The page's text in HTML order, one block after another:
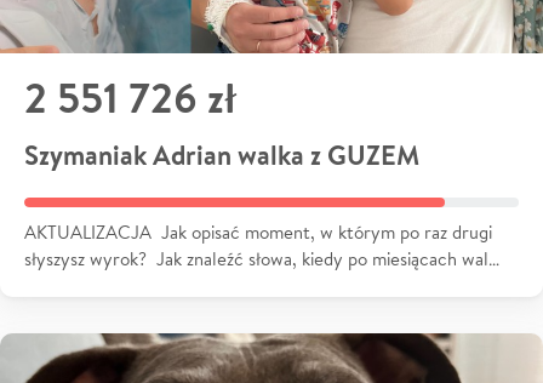
2 551 726 zł
Szymaniak Adrian walka z GUZEM
AKTUALIZACJA Jak opisać moment, w którym po raz drugi
słyszysz wyrok? Jak znaleźć słowa, kiedy po miesiącach wal…